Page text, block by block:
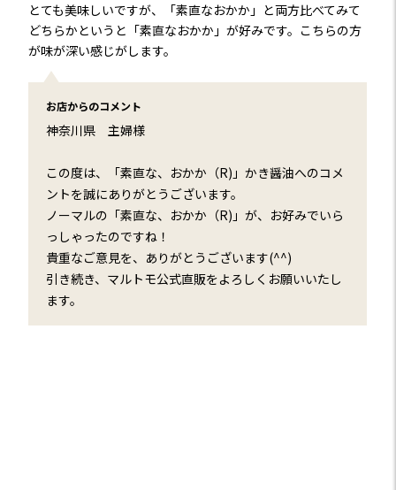
とても美味しいですが、「素直なおかか」と両方比べてみて
どちらかというと「素直なおかか」が好みです。こちらの方
が味が深い感じがします。
お店からのコメント
神奈川県 主婦様
この度は、「素直な、おかか（R)」かき醤油へのコメ
ントを誠にありがとうございます。
ノーマルの「素直な、おかか（R)」が、お好みでいら
っしゃったのですね！
貴重なご意見を、ありがとうございます(^^)
引き続き、マルトモ公式直販をよろしくお願いいたし
ます。